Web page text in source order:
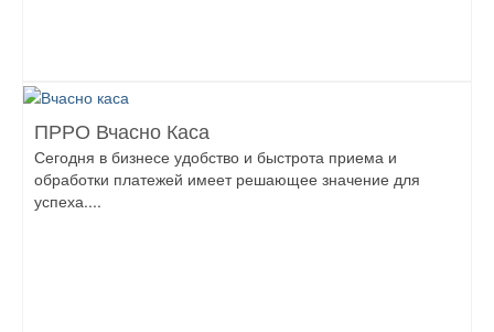
ПРРО Вчасно Каса
Сегодня в бизнесе удобство и быстрота приема и
обработки платежей имеет решающее значение для
успеха....